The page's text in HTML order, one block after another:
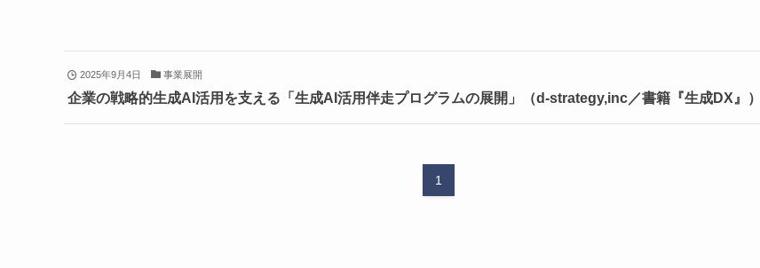
2025年9月4日 事業展開
企業の戦略的生成AI活用を支える「生成AI活用伴走プログラムの展開」（d-strategy,inc／書籍『生成DX』）
1